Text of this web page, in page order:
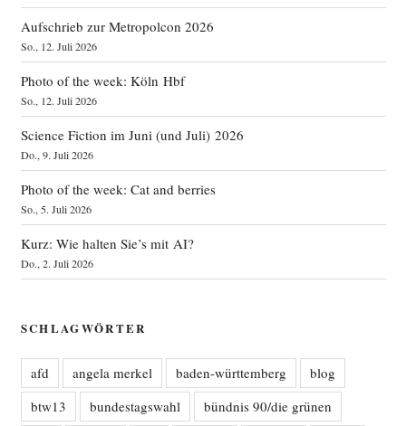
Aufschrieb zur Metropolcon 2026
So., 12. Juli 2026
Photo of the week: Köln Hbf
So., 12. Juli 2026
Science Fiction im Juni (und Juli) 2026
Do., 9. Juli 2026
Photo of the week: Cat and berries
So., 5. Juli 2026
Kurz: Wie halten Sie’s mit AI?
Do., 2. Juli 2026
SCHLAGWÖRTER
afd angela merkel baden-württemberg
blog
btw13
bundestagswahl
bündnis 90/die grünen